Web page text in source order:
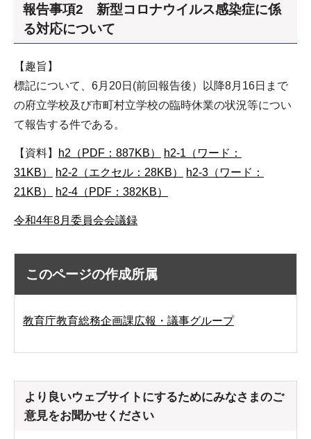
報告事項2 新型コロナウイルス感染症に係
る対応について
【趣旨】
標記について、6月20日(前回報告後）以降8月16日まで
の府立学校及び市町村立学校の臨時休業の状況等につい
て報告する件である。
【資料】 h2（PDF：887KB）
h2-1（ワード：
31KB）
h2-2（エクセル：28KB）
h2-3（ワード：
21KB）
h2-4（PDF：382KB）
令和4年8月委員会会議録
このページの作成所属
教育庁教育総務企画課広報・議事グループ
より良いウェブサイトにするためにみなさまのご
意見をお聞かせください